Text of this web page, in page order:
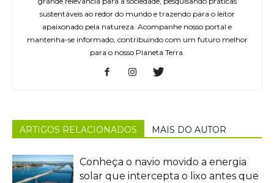
sustentáveis ao redor do mundo e trazendo para o leitor
apaixonado pela natureza. Acompanhe nosso portal e
mantenha-se informado, contribuindo com um futuro melhor
para o nosso Planeta Terra.
ARTIGOS RELACIONADOS MAIS DO AUTOR
Conheça o navio movido a energia
solar que intercepta o lixo antes que